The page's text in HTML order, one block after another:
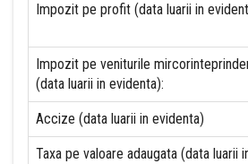
Impozit pe profit (data luarii in
Impozit pe veniturile
(data luarii in evidenta):
Accize (data luarii in evidenta)
Taxa pe valoare adaugata (data luarii